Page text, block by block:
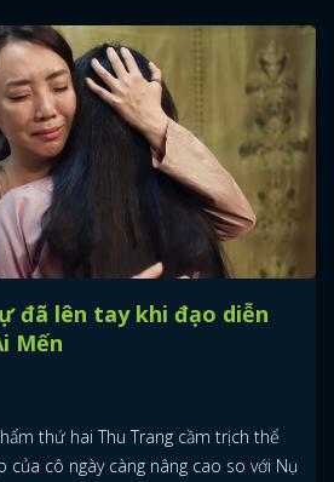
đã lên tay khi đạo diễn
Mến
thứ hai Thu Trang cầm trịch thể
của cô ngày càng nâng cao so với Nụ